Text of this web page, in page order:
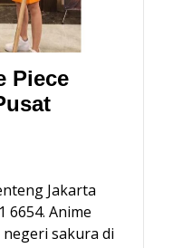
Piece
Jakarta
6654. Anime
sakura di